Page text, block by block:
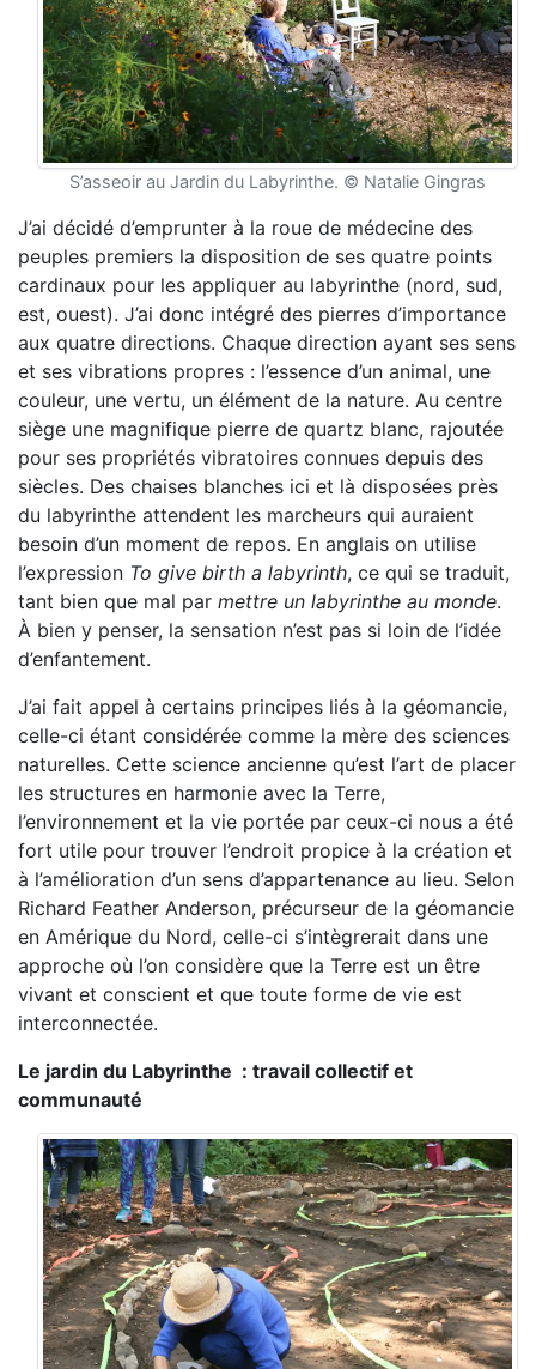
S’asseoir au Jardin du Labyrinthe. © Natalie Gingras
J’ai décidé d’emprunter à la roue de médecine des
peuples premiers la disposition de ses quatre points
cardinaux pour les appliquer au labyrinthe (nord, sud,
est, ouest). J’ai donc intégré des pierres d’importance
aux quatre directions. Chaque direction ayant ses sens
et ses vibrations propres : l’essence d’un animal, une
couleur, une vertu, un élément de la nature. Au centre
siège une magnifique pierre de quartz blanc, rajoutée
pour ses propriétés vibratoires connues depuis des
siècles. Des chaises blanches ici et là disposées près
du labyrinthe attendent les marcheurs qui auraient
besoin d’un moment de repos. En anglais on utilise
l’expression To give birth a labyrinth, ce qui se traduit,
tant bien que mal par mettre un labyrinthe au monde.
À bien y penser, la sensation n’est pas si loin de l’idée
d’enfantement.
J’ai fait appel à certains principes liés à la géomancie,
celle-ci étant considérée comme la mère des sciences
naturelles. Cette science ancienne qu’est l’art de placer
les structures en harmonie avec la Terre,
l’environnement et la vie portée par ceux-ci nous a été
fort utile pour trouver l’endroit propice à la création et
à l’amélioration d’un sens d’appartenance au lieu. Selon
Richard Feather Anderson, précurseur de la géomancie
en Amérique du Nord, celle-ci s’intègrerait dans une
approche où l’on considère que la Terre est un être
vivant et conscient et que toute forme de vie est
interconnectée.
Le jardin du Labyrinthe : travail collectif et
communauté